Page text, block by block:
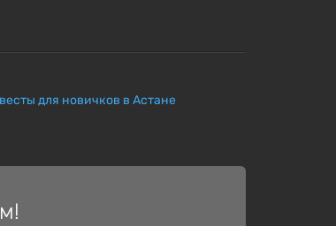
для новичков в Астане